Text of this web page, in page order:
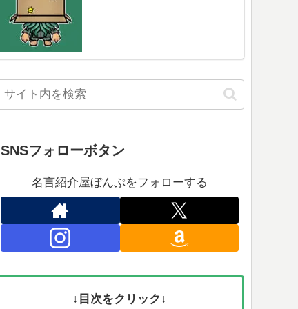
SNSフォローボタン
名言紹介屋ぼんぷをフォローする
↓目次をクリック↓